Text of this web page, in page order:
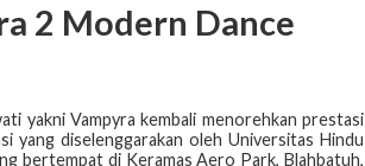
2 Modern Dance
yakni Vampyra kembali menorehkan prestasi
yang diselenggarakan oleh Universitas Hindu
bertempat di Keramas Aero Park, Blahbatuh,